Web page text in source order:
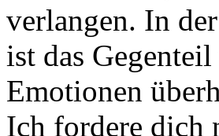
verlangen. In
ist das
Emotionen
Ich fordere dich